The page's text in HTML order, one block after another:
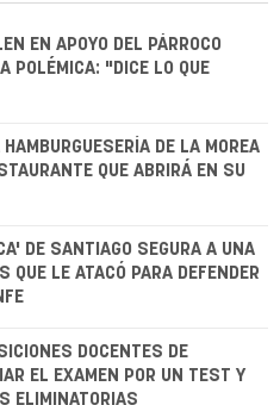
EN APOYO DEL PÁRROCO
POLÉMICA: "DICE LO QUE
DE LA MOREA
QUE ABRIRÁ EN SU
DE SANTIAGO SEGURA A UNA
QUE LE ATACÓ PARA DEFENDER
DOCENTES DE
EL EXAMEN POR UN TEST Y
ELIMINATORIAS